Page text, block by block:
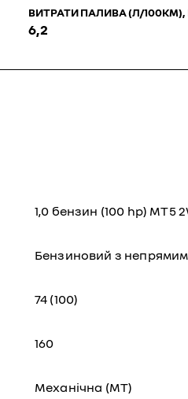
ВИТРАТИ ПАЛИВА (Л/
6,2
1,0 бензин (100 hp) МТ5
Бензиновий з
74 (100)
160
Механічна (МТ)